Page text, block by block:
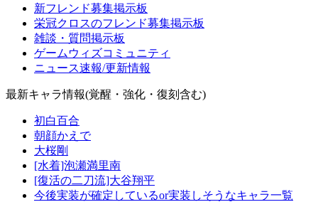
新フレンド募集掲示板
栄冠クロスのフレンド募集掲示板
雑談・質問掲示板
ゲームウィズコミュニティ
ニュース速報/更新情報
最新キャラ情報(覚醒・強化・復刻含む)
初白百合
朝顔かえで
大桜剛
[水着]泡瀬満里南
[復活の二刀流]大谷翔平
今後実装が確定しているor実装しそうなキャラ一覧